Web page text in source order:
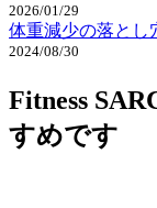
2026/01/29
体重減少の落とし
2024/08/30
Fitness
すめです